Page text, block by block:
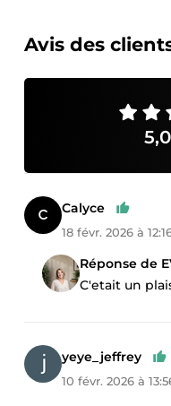
Avis des
5,0
Calyce
18 févr. 2026 à
Réponse de
C'etait un
yeye_jeffrey
10 févr. 2026 à